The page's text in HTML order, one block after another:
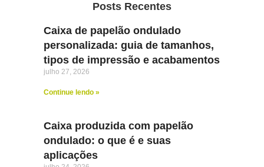
Posts Recentes
Caixa de papelão ondulado
personalizada: guia de tamanhos,
tipos de impressão e acabamentos
julho 27, 2026
Continue lendo »
Caixa produzida com papelão
ondulado: o que é e suas
aplicações